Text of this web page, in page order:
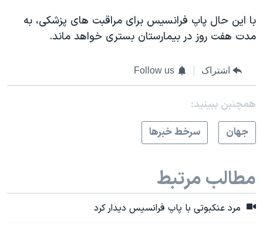
اعتراضات مردمی آبان ۹۸
اسرائیل در جنگ
نرگس محمدی برنده جایزه نوبل صلح
همایش محافظه‌کاران آمریکا «سی‌پک»
صفحه‌های ویژه
سفر پرزیدنت ترامپ به چین
با این حال پاپ فرانسیس برای مراقبت های پزشکی، به
مدت هفت روز در بیمارستان بستری خواهد ماند.
اشتراک Follow us
همچنبن ببینید:
جهان
سرخط خبرها
مطالب مرتبط
مرد عنکبوتی با پاپ فرانسیس دیدار کرد